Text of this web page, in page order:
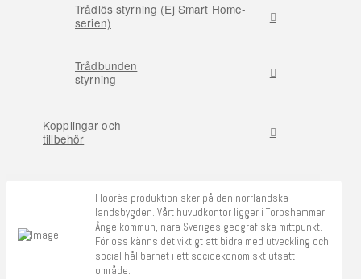
Trådlös styrning (Ej Smart Home-
serien)
Trådbunden
styrning
Kopplingar och
tillbehör
Floorés produktion sker på den norrländska
landsbygden. Vårt huvudkontor ligger i Torpshammar,
Ånge kommun, nära Sveriges geografiska mittpunkt.
För oss känns det viktigt att bidra med utveckling och
social hållbarhet i ett socioekonomiskt utsatt
område.